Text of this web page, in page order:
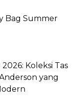
Bag Summer
Koleksi Tas
yang